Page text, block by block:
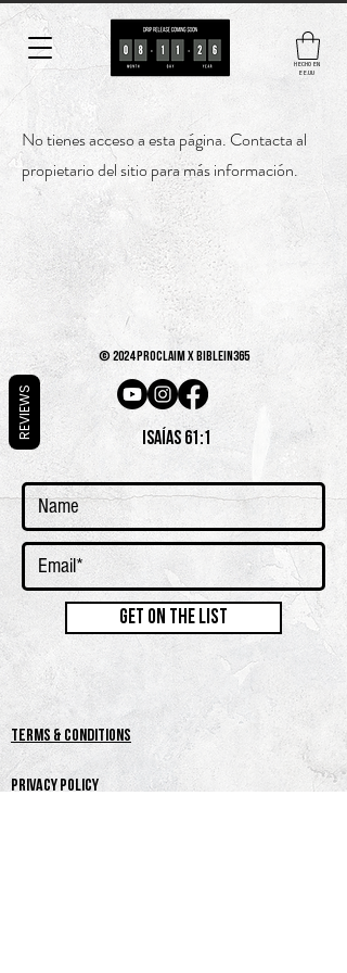
HECHO EN
EE.UU
No tienes acceso a esta página. Contacta al
propietario del sitio para más información.
© 2024 PROCLAIM x biblein365
Isaías 61:1
GET ON THE LIST
terms & conditions
PRIVACY POLICY
REVIEWS